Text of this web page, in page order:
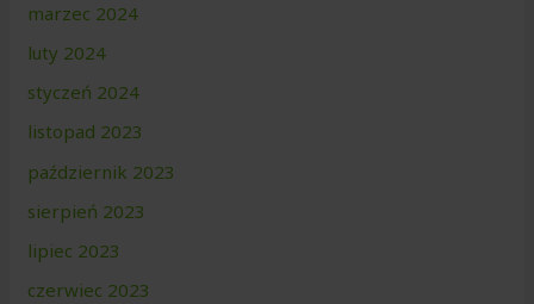
marzec 2024
luty 2024
styczeń 2024
listopad 2023
październik 2023
sierpień 2023
lipiec 2023
czerwiec 2023